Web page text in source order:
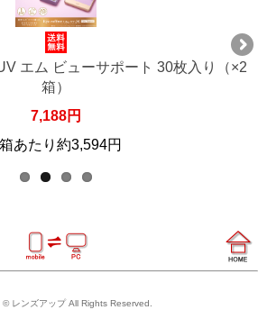
エム ビューサポート 30枚入り（×2
箱）
7,188円
あたり約3,594円
レンズアップ All Rights Reserved.